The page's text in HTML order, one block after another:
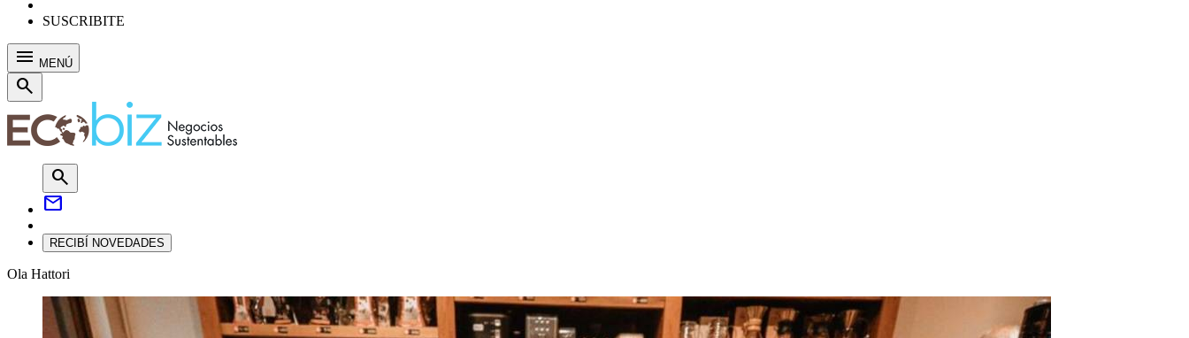
SUSCRIBITE
menu MENÚ
search
search
mail
RECIBÍ NOVEDADES
Ola Hattori